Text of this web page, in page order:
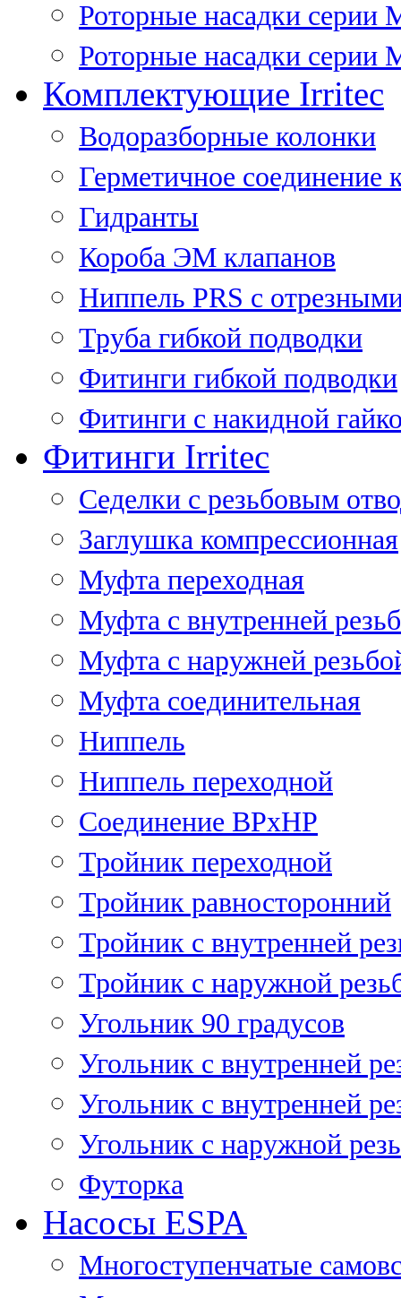
Роторные насадки серии
Роторные насадки серии
Комплектующие Irritec
Водоразборные колонки
Герметичное соединение
Гидранты
Короба ЭМ клапанов
Ниппель PRS с
Труба гибкой подводки
Фитинги гибкой подводки
Фитинги с накидной
Фитинги Irritec
Седелки с резьбовым
Заглушка компрессионная
Муфта переходная
Муфта с внутренней
Муфта с наружней
Муфта соединительная
Ниппель
Ниппель переходной
Соединение ВРхНР
Тройник переходной
Тройник равносторонний
Тройник с внутренней
Тройник с наружной
Угольник 90 градусов
Угольник c внутренней
Угольник с внутренней
Угольник с наружной
Футорка
Насосы ESPA
Многоступенчатые